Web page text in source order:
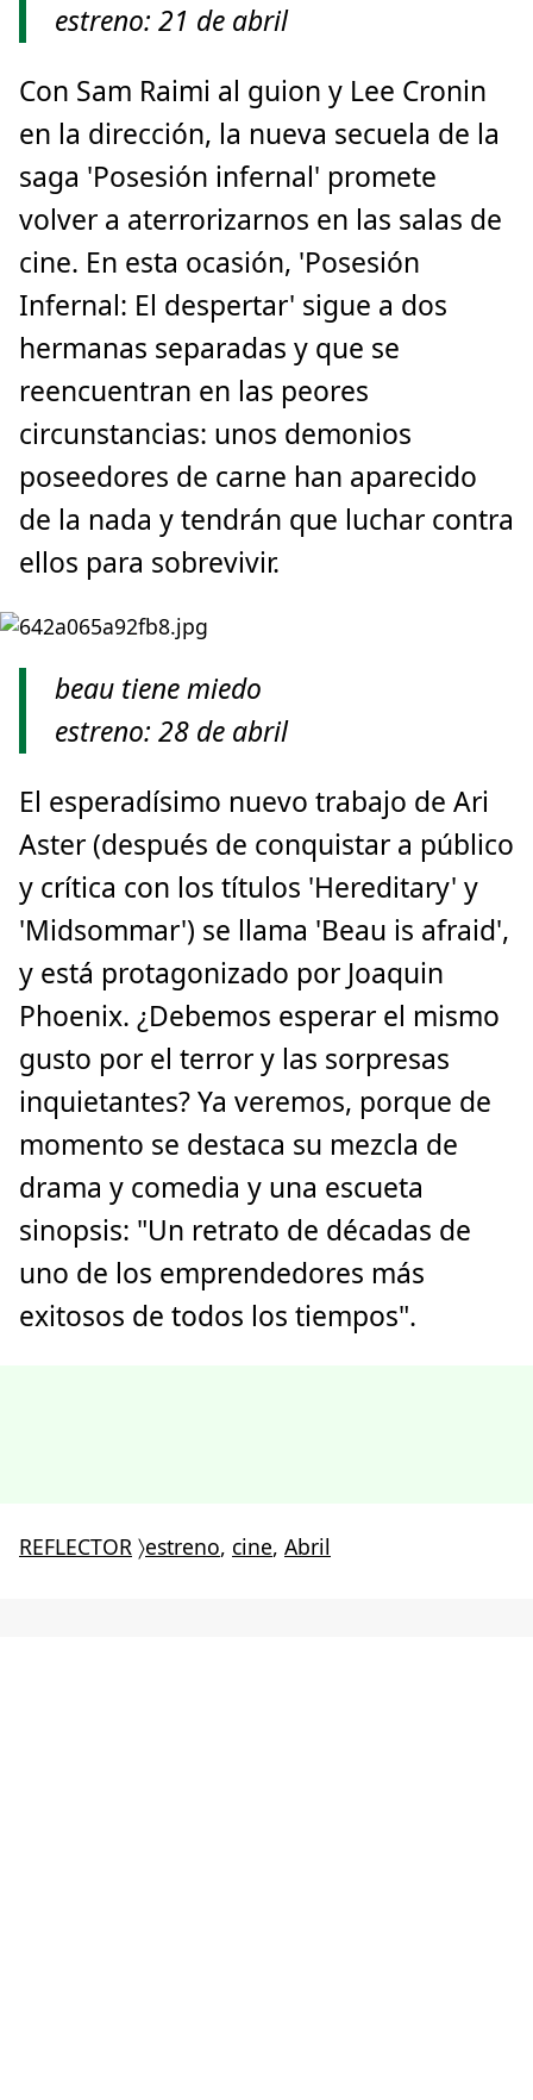
estreno: 21 de abril
Con Sam Raimi al guion y Lee Cronin
en la dirección, la nueva secuela de la
saga 'Posesión infernal' promete
volver a aterrorizarnos en las salas de
cine. En esta ocasión, 'Posesión
Infernal: El despertar' sigue a dos
hermanas separadas y que se
reencuentran en las peores
circunstancias: unos demonios
poseedores de carne han aparecido
de la nada y tendrán que luchar contra
ellos para sobrevivir.
beau tiene miedo
estreno: 28 de abril
El esperadísimo nuevo trabajo de Ari
Aster (después de conquistar a público
y crítica con los títulos 'Hereditary' y
'Midsommar') se llama 'Beau is afraid',
y está protagonizado por Joaquin
Phoenix. ¿Debemos esperar el mismo
gusto por el terror y las sorpresas
inquietantes? Ya veremos, porque de
momento se destaca su mezcla de
drama y comedia y una escueta
sinopsis: "Un retrato de décadas de
uno de los emprendedores más
exitosos de todos los tiempos".
REFLECTOR 〉estreno, cine, Abril